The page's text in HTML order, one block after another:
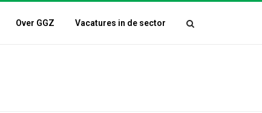
Over GGZ Vacatures in de sector